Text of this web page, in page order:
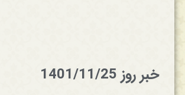
خبر روز 1401/11/25